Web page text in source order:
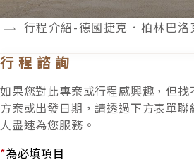
行程介紹-德國捷克．柏林巴
行程諮詢
如果您對此專案或行程感興趣，但找
方案或出發日期，請透過下方表單
人盡速為您服務。
*為必填項目